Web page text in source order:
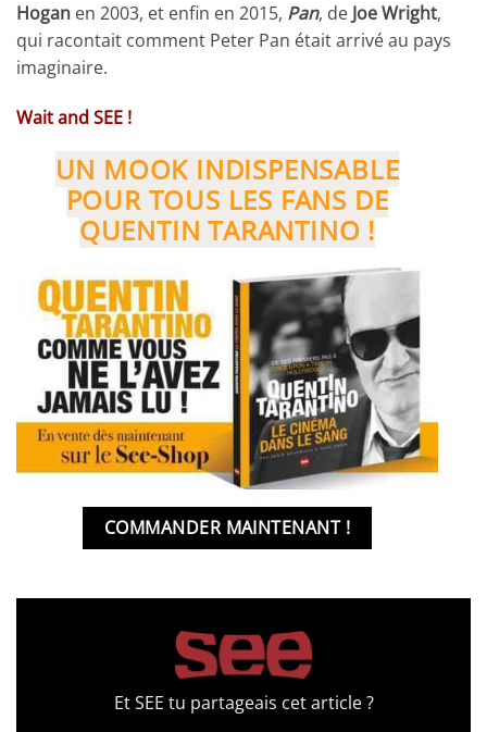
Hogan en 2003, et enfin en 2015, Pan, de Joe Wright,
qui racontait comment Peter Pan était arrivé au pays
imaginaire.
Wait and SEE !
UN MOOK INDISPENSABLE
POUR TOUS LES FANS DE
QUENTIN TARANTINO !
COMMANDER MAINTENANT !
Et SEE tu partageais cet article ?